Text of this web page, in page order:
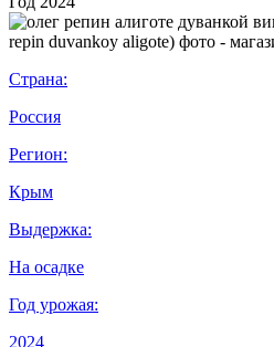
Страна:
Россия
Регион:
Крым
Выдержка:
На осадке
Год урожая:
2024